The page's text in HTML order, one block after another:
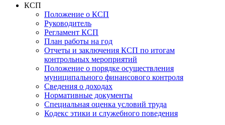
КСП
Положение о КСП
Руководитель
Регламент КСП
План работы на год
Отчеты и заключения КСП по итогам
контрольных мероприятий
Положение о порядке осуществления
муниципального финансового контроля
Сведения о доходах
Нормативные документы
Специальная оценка условий труда
Кодекс этики и служебного поведения